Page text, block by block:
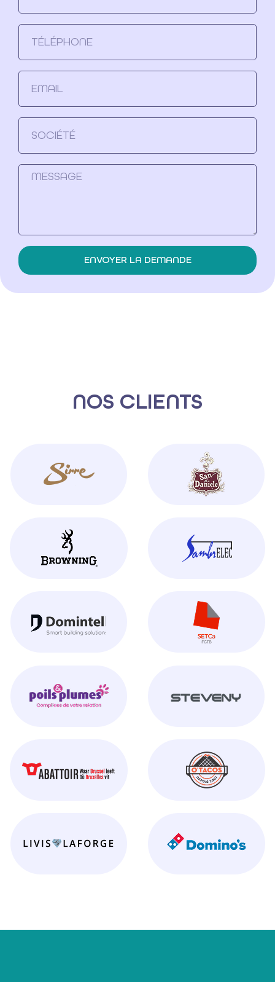
ENVOYER LA DEMANDE
NOS CLIENTS